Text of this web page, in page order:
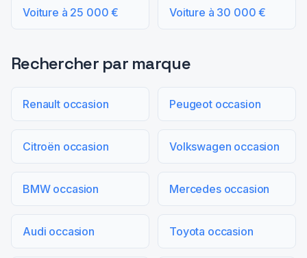
Voiture à 25 000 € Voiture à 30 000 €
Rechercher par marque
Renault occasion Peugeot occasion
Citroën occasion Volkswagen occasion
BMW occasion Mercedes occasion
Audi occasion Toyota occasion